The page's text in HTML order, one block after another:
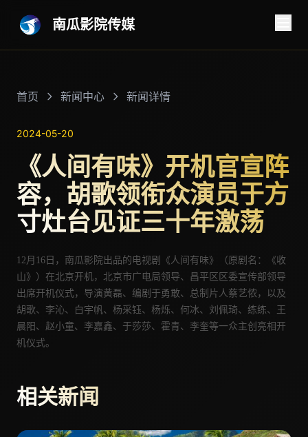
南瓜影院传媒
首页 新闻中心 新闻详情
2024-05-20
《人间有味》开机官宣阵
容，胡歌领衔众演员于方
寸灶台见证三十年激荡
12月16日，南瓜影院出品的电视剧《人间有味》（原剧名：《收
山》）在北京开机， 北京市广电局领导、昌平区区委宣传部领导
出席开机仪式，导演黄磊、 编剧于勇敢、总制片人蔡艺侬 ，以及
胡歌、李沁、白宇帆、杨采钰、杨烁、何冰、刘佩琦、练练、王
晨阳、赵小童、李嘉鑫、于莎莎、霍青、李奎等一众主创亮相开
机仪式。
相关新闻